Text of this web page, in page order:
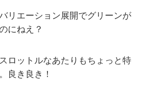
リエーション展開でグリーンが
にねえ？
ロットルなあたりもちょっと特
良き良き！